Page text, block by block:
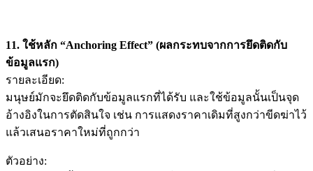
11. ใช้หลัก “Anchoring Effect” (ผลกระทบจากการยึดติดกับ
ข้อมูลแรก)
รายละเอียด:
มนุษย์มักจะยึดติดกับข้อมูลแรกที่ได้รับ และใช้ข้อมูลนั้นเป็นจุด
อ้างอิงในการตัดสินใจ เช่น การแสดงราคาเดิมที่สูงกว่าขีดฆ่าไว้
แล้วเสนอราคาใหม่ที่ถูกกว่า
ตัวอย่าง: